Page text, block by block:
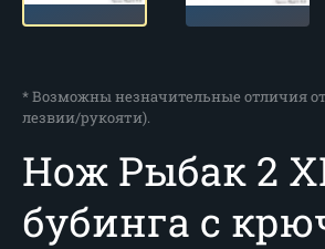
* Возможны незначительные отличия
лезвии/рукояти).
Нож Рыбак 2
бубинга с